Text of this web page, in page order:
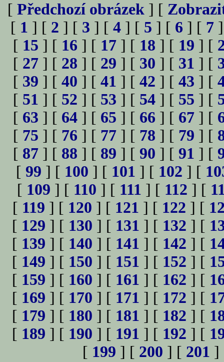
[ Předchozí obrázek ] [
[ 1 ] [ 2 ] [ 3 ] [ 4 ] [ 5 ] [ 6 ] [ 7
[ 15 ] [ 16 ] [ 17 ] [ 18 ] [ 19 ] [
[ 27 ] [ 28 ] [ 29 ] [ 30 ] [ 31 ] [
[ 39 ] [ 40 ] [ 41 ] [ 42 ] [ 43 ] [
[ 51 ] [ 52 ] [ 53 ] [ 54 ] [ 55 ] [
[ 63 ] [ 64 ] [ 65 ] [ 66 ] [ 67 ] [
[ 75 ] [ 76 ] [ 77 ] [ 78 ] [ 79 ] [
[ 87 ] [ 88 ] [ 89 ] [ 90 ] [ 91 ] [
[ 99 ] [ 100 ] [ 101 ] [ 102 ] [
[ 109 ] [ 110 ] [ 111 ] [ 112 ] [
[ 119 ] [ 120 ] [ 121 ] [ 122 ] [
[ 129 ] [ 130 ] [ 131 ] [ 132 ] [
[ 139 ] [ 140 ] [ 141 ] [ 142 ] [
[ 149 ] [ 150 ] [ 151 ] [ 152 ] [
[ 159 ] [ 160 ] [ 161 ] [ 162 ] [
[ 169 ] [ 170 ] [ 171 ] [ 172 ] [
[ 179 ] [ 180 ] [ 181 ] [ 182 ] [
[ 189 ] [ 190 ] [ 191 ] [ 192 ] [
[ 199 ] [ 200 ] [ 201 ]